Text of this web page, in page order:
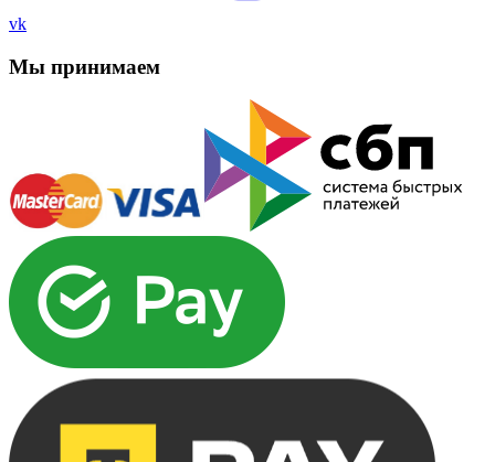
vk
Мы принимаем